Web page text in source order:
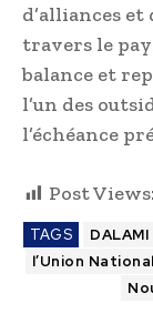
d’alliances
travers le
balance et
l’un des
l’échéance
Post Views:
TAGS
l’Union